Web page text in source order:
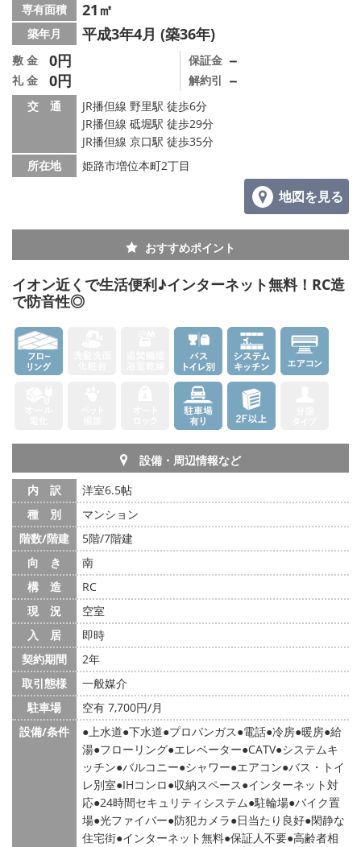
スタッフ紹介
スタッフ募集中
店舗情報·アクセス
メールでお問い合わせ
専有面積 21㎡
築年月 平成3年4月 (築36年)
敷 金 0円
礼 金 0円
保証金 －
解約引 －
交 通
JR播但線 野里駅 徒歩6分
JR播但線 砥堀駅 徒歩29分
JR播但線 京口駅 徒歩35分
所在地
姫路市増位本町2丁目
地図を見る
おすすめポイント
イオン近くで生活便利♪インターネット無料！RC造
で防音性◎
設備・周辺情報など
内 訳
洋室6.5帖
種 別
マンション
階数/階建
5階/7階建
向 き
南
構 造
RC
現 況
空室
入 居
即時
契約期間
2年
取引態様
一般媒介
駐車場
空有 7,700円/月
設備/条件
上水道 下水道 プロパンガス 電話 冷房 暖房 給
湯 フローリング エレベーター CATV システムキ
ッチン バルコニー シャワー エアコン バス・トイ
レ別室 IHコンロ 収納スペース インターネット対
応 24時間セキュリティシステム 駐輪場 バイク置
場 光ファイバー 防犯カメラ 日当たり良好 閑静な
住宅街 インターネット無料 保証人不要 高齢者相